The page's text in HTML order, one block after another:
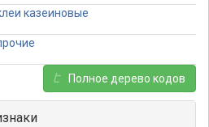
казеиновые
Полное дерево кодов